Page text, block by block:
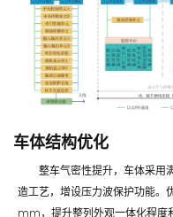
车体结构优化
整车气密性提升，车体采用
造工艺，增设压力波保护功能
mm，提升整列外观一体化程度